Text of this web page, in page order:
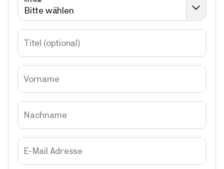
Bitte wählen
Titel (optional)
Vorname
Nachname
E-Mail Adresse